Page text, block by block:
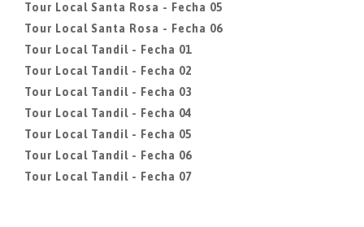
Tour Local Santa Rosa - Fecha 05
Tour Local Santa Rosa - Fecha 06
Tour Local Tandil - Fecha 01
Tour Local Tandil - Fecha 02
Tour Local Tandil - Fecha 03
Tour Local Tandil - Fecha 04
Tour Local Tandil - Fecha 05
Tour Local Tandil - Fecha 06
Tour Local Tandil - Fecha 07